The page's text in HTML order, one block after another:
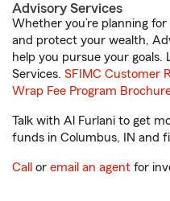
Advisory Services
Whether you’re planning
and protect your wealth,
help you pursue your
Services. SFIMC Customer
Wrap Fee Program
Talk with Al Furlani to get
funds in Columbus, IN and
Call or email an agent for